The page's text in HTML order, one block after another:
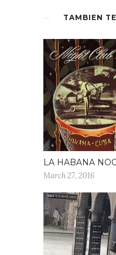
TAMBIEN
LA HABANA
March 27, 2016